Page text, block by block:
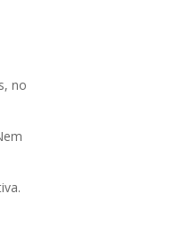
no